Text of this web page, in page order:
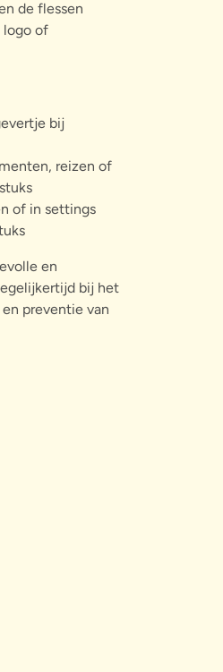
de flessen
logo of
bij
reizen of
of in settings
en
bij het
preventie van